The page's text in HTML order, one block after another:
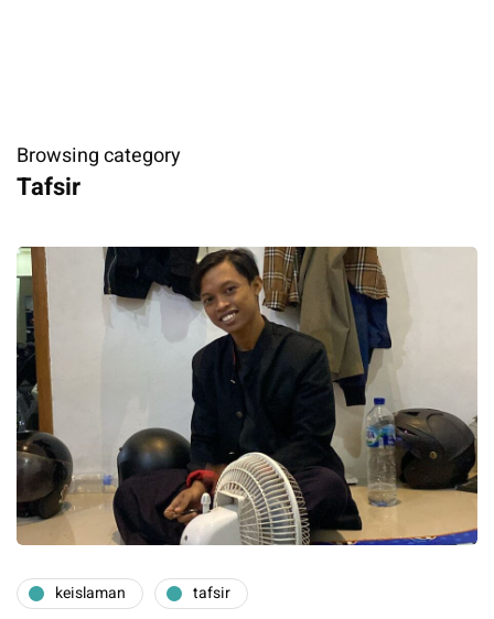
Browsing category
Tafsir
keislaman tafsir